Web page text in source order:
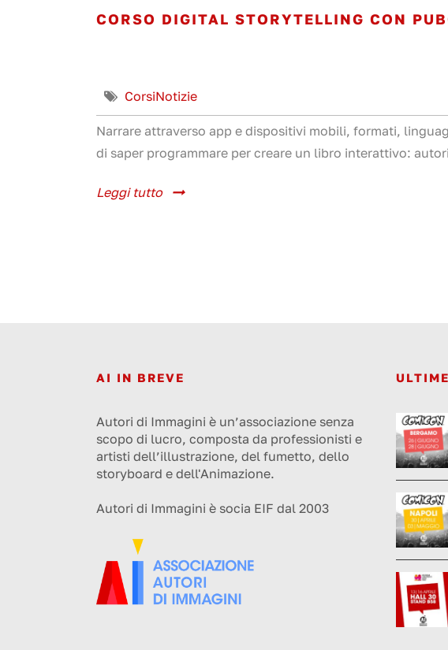
CORSO DIGITAL STORYTELLING CON
CorsiNotizie
Narrare attraverso app e dispositivi mobili, formati,
di saper programmare per creare un libro interattivo:
Leggi tutto
AI IN BREVE
Autori di Immagini è un’associazione senza
scopo di lucro, composta da professionisti e
artisti dell’illustrazione, del fumetto, dello
storyboard e dell'Animazione.
Autori di Immagini è socia EIF dal 2003